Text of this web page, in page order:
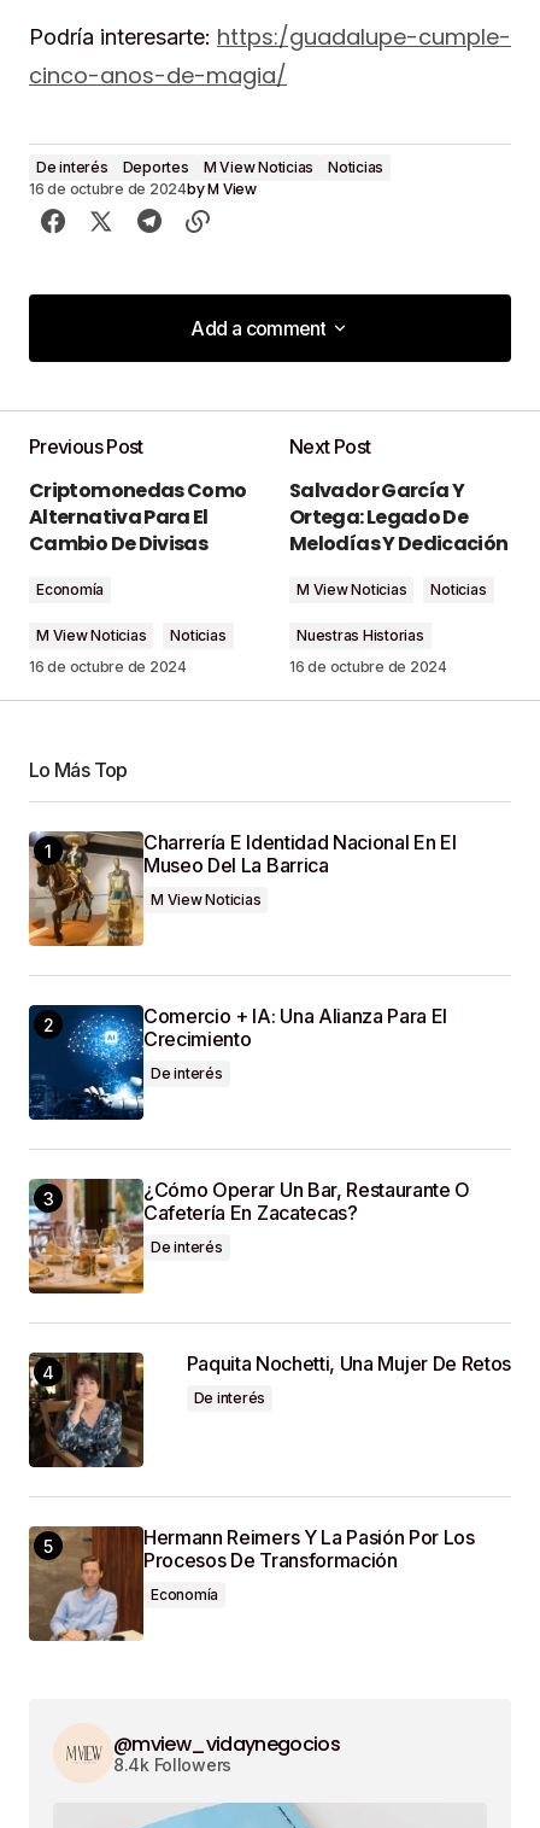
Podría interesarte: https:/guadalupe-cumple-
cinco-anos-de-magia/
De interés Deportes M View Noticias
Noticias
16 de octubre de 2024byM View
Add a comment
Add a comment
publicada. Los campos obligatorios están
marcados con*
Comment
Your E-Mail
Guardar Mi Nombre, Correo Electrónico Y Sitio
Web En Este Navegador Para La Próxima Vez
Que Haga Un Comentario.
SUBMIT COMMENT
Previous Post
Criptomonedas Como
Alternativa Para El
Cambio De Divisas
Economía
M View Noticias
Noticias
16 de octubre de 2024
Next Post
Salvador García Y
Ortega: Legado De
Melodías Y Dedicación
M View Noticias Noticias
Nuestras Historias
16 de octubre de 2024
Lo Más Top
Charrería E Identidad Nacional En El
Museo Del La Barrica
M View Noticias
Comercio + IA: Una Alianza Para El
Crecimiento
De interés
¿Cómo Operar Un Bar, Restaurante O
Cafetería En Zacatecas?
De interés
Paquita Nochetti, Una Mujer De Retos
De interés
Hermann Reimers Y La Pasión Por Los
Procesos De Transformación
Economía
@mview_vidaynegocios
8.4k Followers